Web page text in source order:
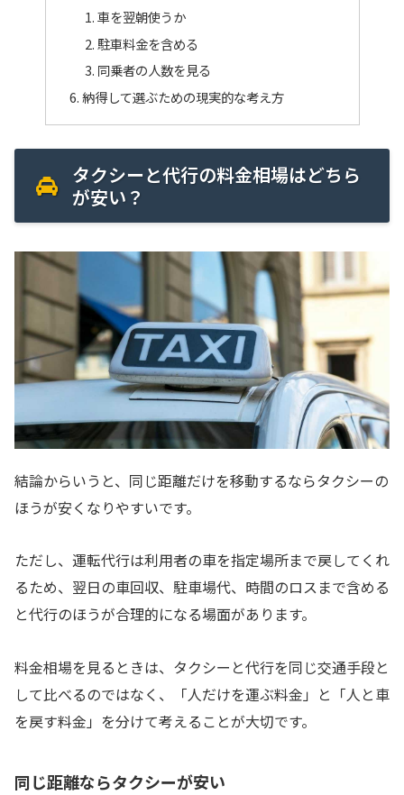
車を翌朝使うか
駐車料金を含める
同乗者の人数を見る
納得して選ぶための現実的な考え方
タクシーと代行の料金相場はどちら
が安い？
結論からいうと、同じ距離だけを移動するならタクシーの
ほうが安くなりやすいです。
ただし、運転代行は利用者の車を指定場所まで戻してくれ
るため、翌日の車回収、駐車場代、時間のロスまで含める
と代行のほうが合理的になる場面があります。
料金相場を見るときは、タクシーと代行を同じ交通手段と
して比べるのではなく、「人だけを運ぶ料金」と「人と車
を戻す料金」を分けて考えることが大切です。
同じ距離ならタクシーが安い